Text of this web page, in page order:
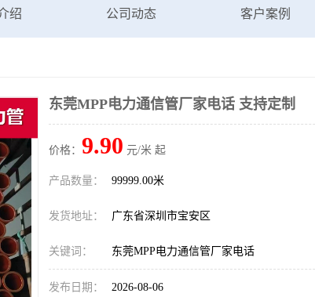
绍 公司动态 客户案例
东莞MPP电力通信管厂家电话 支持定制
价格： 9.90 元/米 起
产品数量： 99999.00米
发货地址： 广东省深圳市宝安区
关键词： 东莞MPP电力通信管厂家电话
发布日期： 2026-08-06